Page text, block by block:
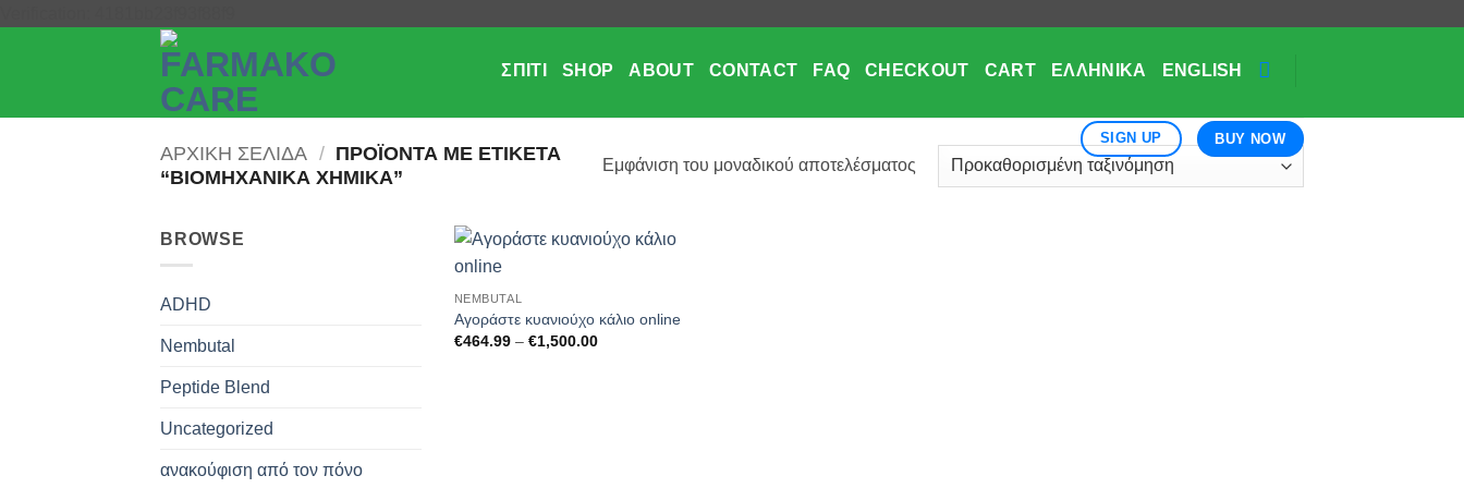
περιεχόμενο
ΣΠΊΤΙ SHOP ABOUT CONTACT FAQ CHECKOUT CART ΕΛΛΗΝΙΚΆ ENGLISH
SIGN UP BUY NOW
ΑΡΧΙΚΉ ΣΕΛΊΔΑ / ΠΡΟΪΌΝΤΑ ΜΕ ΕΤΙΚΈΤΑ
“ΒΙΟΜΗΧΑΝΙΚΆ ΧΗΜΙΚΆ”
Εμφάνιση του μοναδικού αποτελέσματος
BROWSE
ADHD
Nembutal
Peptide Blend
Uncategorized
ανακούφιση από τον πόνο
NEMBUTAL
Αγοράστε κυανιούχο κάλιο online
€464.99 – €1,500.00Price